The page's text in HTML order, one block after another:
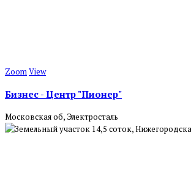
ZoomView
Бизнес - Центр "Пионер"
Московская об, Электросталь